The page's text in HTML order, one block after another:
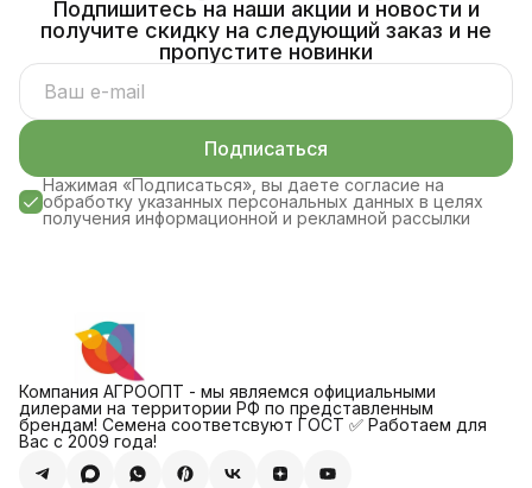
Подпишитесь на наши акции и новости и
получите скидку на следующий заказ и не
пропустите новинки
Подписаться
Нажимая «Подписаться», вы даете согласие на
обработку указанных персональных данных в целях
получения информационной и рекламной рассылки
Компания АГРООПТ - мы являемся официальными
дилерами на территории РФ по представленным
брендам! Семена соответсвуют ГОСТ ✅ Работаем для
Вас с 2009 года!